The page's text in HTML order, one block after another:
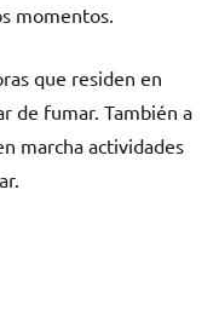
momentos.
quе residen en
dе fumar. También а
marcha actividades